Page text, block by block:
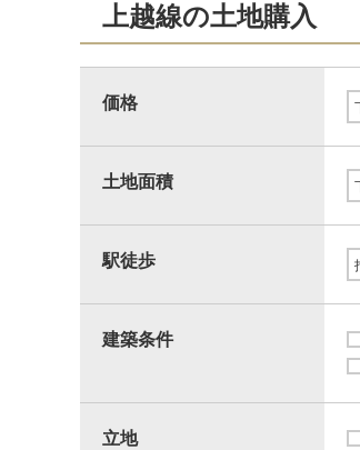
上越線の土地購入
価格
土地面積
駅徒歩
建築条件
立地